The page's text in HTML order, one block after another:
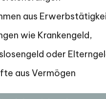
aus
wie Krankengeld,
oder
aus Vermögen